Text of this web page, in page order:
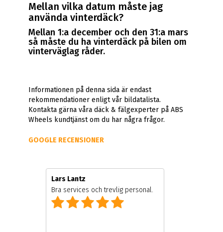
Mellan vilka datum måste jag
använda vinterdäck?
Mellan 1:a december och den 31:a mars
så måste du ha vinterdäck på bilen om
vinterväglag råder.
Informationen på denna sida är endast
rekommendationer enligt vår bildatalista.
Kontakta gärna våra däck & fälgexperter på ABS
Wheels kundtjänst om du har några frågor.
GOOGLE RECENSIONER
Lars Lantz
Bra services och trevlig personal.